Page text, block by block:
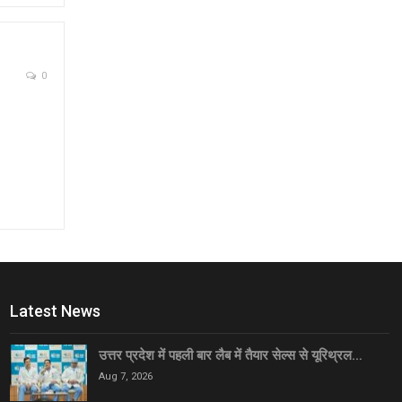
0
Latest News
उत्तर प्रदेश में पहली बार लैब में तैयार सेल्स से यूरिथ्रल…
Aug 7, 2026